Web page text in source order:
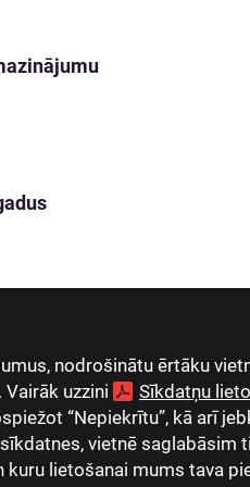
nodrošinātu ērtāku
uzzini
Sīkdatņu
“Nepiekrītu”, kā arī
vietnē saglabāsim
lietošanai mums tava